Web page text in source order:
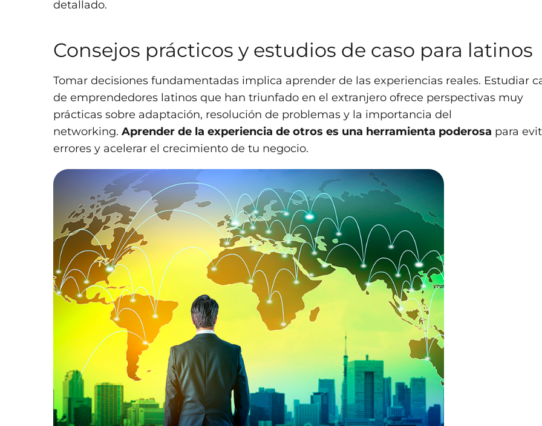
detallado.
Consejos prácticos y estudios de caso para latinos
Tomar decisiones fundamentadas implica aprender de las experiencias reales. Estudiar
de emprendedores latinos que han triunfado en el extranjero ofrece perspectivas muy
prácticas sobre adaptación, resolución de problemas y la importancia del
networking. Aprender de la experiencia de otros es una herramienta poderosa para
errores y acelerar el crecimiento de tu negocio.